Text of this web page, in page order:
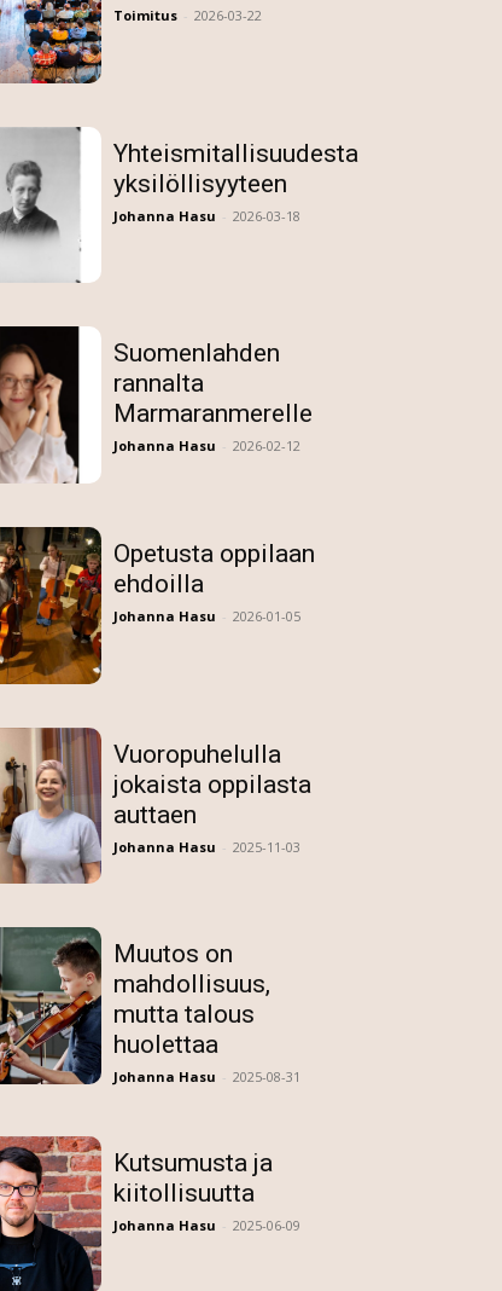
Toimitus - 2026-03-22
Yhteismitallisuudesta
yksilöllisyyteen
Johanna Hasu - 2026-03-18
Suomenlahden
rannalta
Marmaranmerelle
Johanna Hasu - 2026-02-12
Opetusta oppilaan
ehdoilla
Johanna Hasu - 2026-01-05
Vuoropuhelulla
jokaista oppilasta
auttaen
Johanna Hasu - 2025-11-03
Muutos on
mahdollisuus,
mutta talous
huolettaa
Johanna Hasu - 2025-08-31
Kutsumusta ja
kiitollisuutta
Johanna Hasu - 2025-06-09